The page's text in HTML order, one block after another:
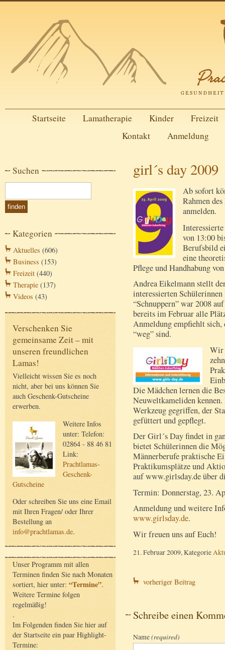
Startseite Lamatherapie Kinder
Freizeit
Kontakt
Anmeldung
Suchen
Kategorien
Aktuelles (606)
Business (153)
Freizeit (440)
Therapie (137)
Videos (43)
Verschenken Sie
gemeinsame Zeit – mit
unseren freundlichen
Lamas!
Vielleicht wissen Sie es noch
nicht, aber bei uns können Sie
auch Geschenk-Gutscheine
erwerben.
Weitere Infos
unter: Telefon:
02864 - 88 46 81
Link:
Prachtlamas-
Geschenk-
Gutscheine
Oder schreiben Sie uns eine Email
mit Ihren Fragen/ oder Ihrer
Bestellung an
info@prachtlamas.de.
Unser Programm mit allen
Terminen finden Sie nach Monaten
sortiert, hier unter: “Termine”.
Weitere Termine folgen
regelmäßig!
.
Im Folgenden finden Sie hier auf
der Startseite ein paar Highlight-
Termine:
girl´s day 2009
Ab sofort
Rahmen
anmelden.
von 13:00
Berufsbild
eine
Pflege und Handhabung
Andrea Eikelmann stellt
interessierten
“Schnuppern” war 2008
bereits im Februar alle
Anmeldung empfiehlt sich,
“weg” sind.
Wir
Die Mädchen lernen die
Neuweltkameliden
Werkzeug gegriffen, der
gefüttert und gepflegt.
Der Girl´s Day findet in
bietet Schülerinnen die
Männerberufe praktische
Praktikumsplätze und
auf www.girlsday.de über
Termin: Donnerstag, 23.
Anmeldung und weitere
www.girlsday.de.
Wir freuen uns auf Euch!
21. Februar 2009, Kategorie
vorheriger Beitrag
Schreibe einen
Name(required)